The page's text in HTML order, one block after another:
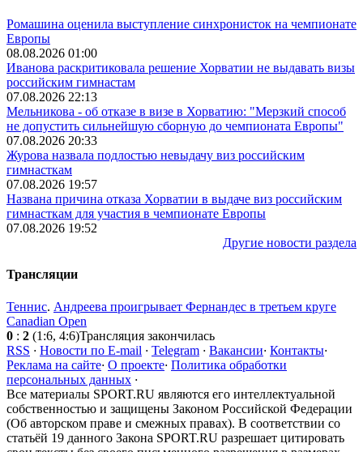
Ромашина оценила выступление синхронисток на чемпионате
Европы
08.08.2026 01:00
Иванова раскритиковала решение Хорватии не выдавать визы
российским гимнастам
07.08.2026 22:13
Мельникова - об отказе в визе в Хорватию: "Мерзкий способ
не допустить сильнейшую сборную до чемпионата Европы"
07.08.2026 20:33
Журова назвала подлостью невыдачу виз российским
гимнасткам
07.08.2026 19:57
Названа причина отказа Хорватии в выдаче виз российским
гимнасткам для участия в чемпионате Европы
07.08.2026 19:52
Другие новости раздела
Трансляции
Теннис. Андреева проигрывает Фернандес в третьем круге
Canadian Open
0 : 2 (1:6, 4:6)Трансляция закончилась
RSS · Новости по E-mail · Telegram · Вакансии· Контакты·
Реклама на сайте· О проекте· Политика обработки
персональных данных ·
Все материалы SPORT.RU являются его интеллектуальной
собственностью и защищены Законом Российской Федерации
(Об авторском праве и смежных правах). В соответствии со
статьёй 19 данного Закона SPORT.RU разрешает цитировать